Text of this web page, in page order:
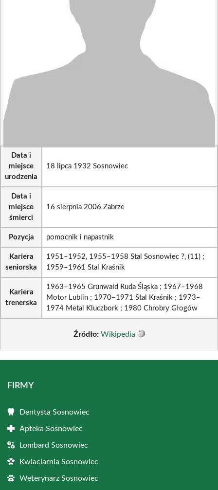
Data i
miejsce
urodzenia
18 lipca 1932 Sosnowiec
Data i
miejsce
śmierci
16 sierpnia 2006 Zabrze
Pozycja pomocnik i napastnik
Kariera
seniorska
1951–1952, 1955–1958 Stal Sosnowiec ?, (11) ;
1959–1961 Stal Kraśnik
Kariera
trenerska
1963–1965 Grunwald Ruda Śląska ; 1967–1968
Motor Lublin ; 1970–1971 Stal Kraśnik ; 1973–
1974 Metal Kluczbork ; 1980 Chrobry Głogów
Źródło: Wikipedia
FIRMY
Dentysta Sosnowiec
Apteka Sosnowiec
Lombard Sosnowiec
Kwiaciarnia Sosnowiec
Weterynarz Sosnowiec